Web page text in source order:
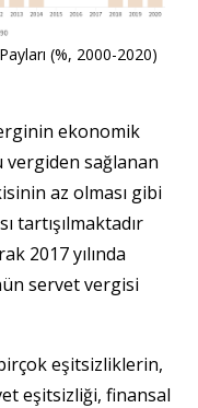
(%, 2000-2020)
ekonomik
sağlanan
az olması gibi
tartışılmaktadır
2017 yılında
servet vergisi
eşitsizliklerin,
eşitsizliği, finansal